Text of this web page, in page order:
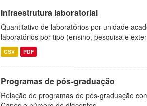
Infraestrutura laboratorial
Quantitativo de laboratórios por unidade
laboratórios por tipo (ensino, pesquisa e
CSV PDF
Programas de pós-graduação
Relação de programas de pós-graduação